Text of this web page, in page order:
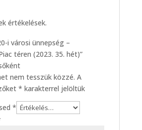
értékelések.
i városi ünnepség –
téren (2023. 35. hét)”
nem tesszük közzé. A
* karakterrel jelöltük
*